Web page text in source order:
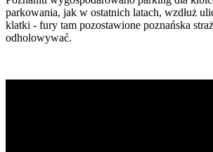
parkowania, jak w ostatnich latach, wzdłuż
klatki - fury tam pozostawione poznańska
odholowywać.